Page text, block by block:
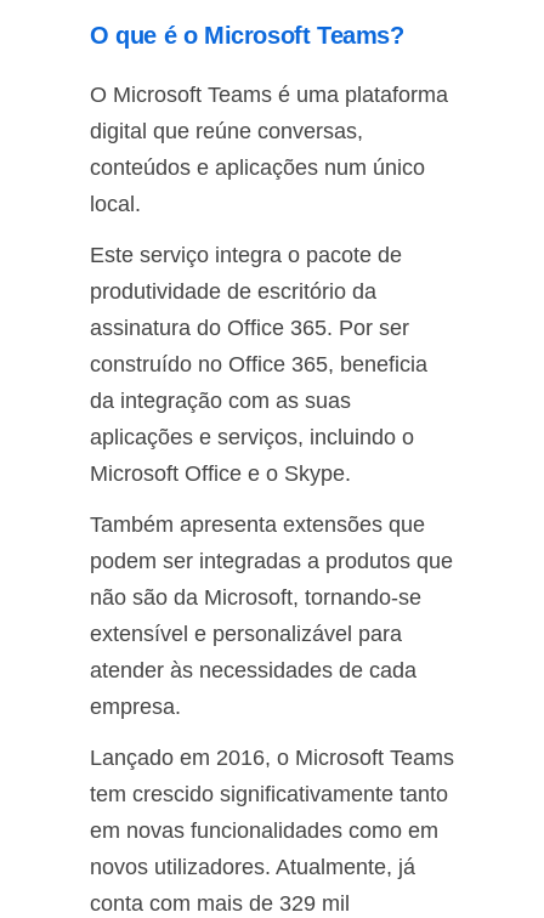
O que é o Microsoft Teams?
O Microsoft Teams é uma plataforma
digital que reúne conversas,
conteúdos e aplicações num único
local.
Este serviço integra o pacote de
produtividade de escritório da
assinatura do Office 365. Por ser
construído no Office 365, beneficia
da integração com as suas
aplicações e serviços, incluindo o
Microsoft Office e o Skype.
Também apresenta extensões que
podem ser integradas a produtos que
não são da Microsoft, tornando-se
extensível e personalizável para
atender às necessidades de cada
empresa.
Lançado em 2016, o Microsoft Teams
tem crescido significativamente tanto
em novas funcionalidades como em
novos utilizadores. Atualmente, já
conta com mais de 329 mil